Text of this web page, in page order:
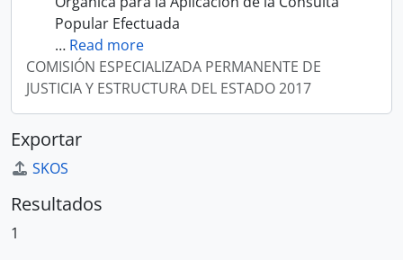
Popular Efectuada
… Read more
COMISIÓN ESPECIALIZADA PERMANENTE DE
JUSTICIA Y ESTRUCTURA DEL ESTADO 2017
Exportar
SKOS
Resultados
1